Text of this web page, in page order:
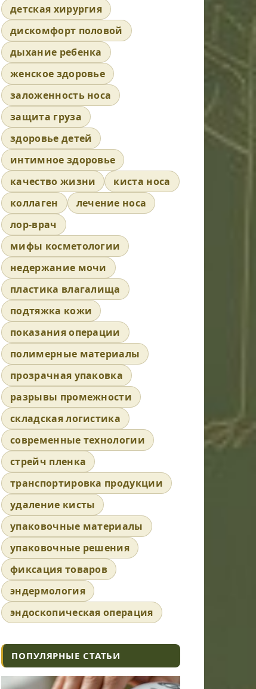
детская хирургия
дискомфорт половой
дыхание ребенка
женское здоровье
заложенность носа
защита груза
здоровье детей
интимное здоровье
качество жизни
киста носа
коллаген
лечение носа
лор-врач
мифы косметологии
недержание мочи
пластика влагалища
подтяжка кожи
показания операции
полимерные материалы
прозрачная упаковка
разрывы промежности
складская логистика
современные технологии
стрейч пленка
транспортировка продукции
удаление кисты
упаковочные материалы
упаковочные решения
фиксация товаров
эндермология
эндоскопическая операция
ПОПУЛЯРНЫЕ СТАТЬИ